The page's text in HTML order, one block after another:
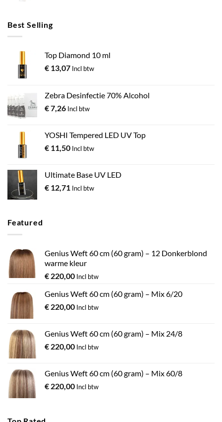
Best Selling
Top Diamond 10 ml
€ 13,07 Incl btw
Zebra Desinfectie 70% Alcohol
€7,26 Incl btw
YOSHI Tempered LED UV Top
€ 11,50 Incl btw
Ultimate Base UV LED
€ 12,71 Incl btw
Featured
Genius Weft 60 cm (60 gram) – 12 Donkerblond
warme kleur
€ 220,00 Incl btw
Genius Weft 60 cm (60 gram) – Mix 6/20
€ 220,00 Incl btw
Genius Weft 60 cm (60 gram) – Mix 24/8
€ 220,00 Incl btw
Genius Weft 60 cm (60 gram) – Mix 60/8
€ 220,00 Incl btw